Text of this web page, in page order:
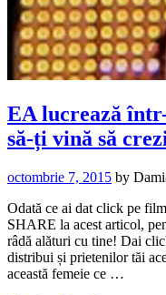
EA lucrează
să-ți vină să
octombrie 7, 2015 by
Odată ce ai dat click pe
SHARE la acest articol,
râdă alături cu tine! Dai
distribui și prietenilor tăi
această femeie ce …